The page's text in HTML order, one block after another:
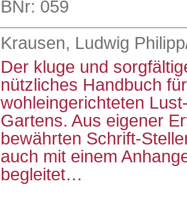
BNr: 059
Krausen, Ludwig
Der kluge und
nützliches Handbuch
wohleingerichteten
Gartens. Aus eigener
bewährten Schrift-
auch mit einem
begleitet…